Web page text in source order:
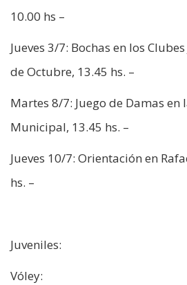
10.00 hs –
Jueves 3/7: Bochas en los
de Octubre, 13.45 hs. –
Martes 8/7: Juego de Damas en
Municipal, 13.45 hs. –
Jueves 10/7: Orientación en
hs. –
Juveniles:
Vóley: